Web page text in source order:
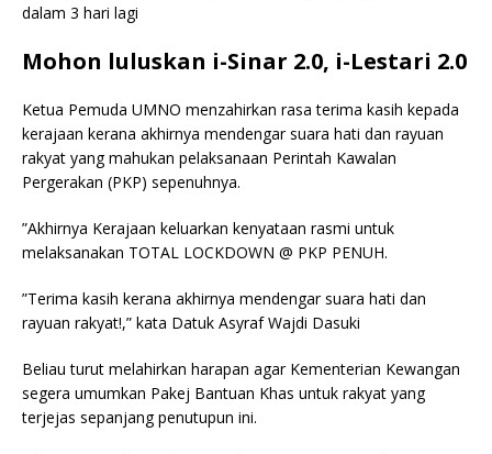
dalam 3 hari lagi
Mohon luluskan i-Sinar 2.0, i-Lestari 2.0
Ketua Pemuda UMNO menzahirkan rasa terima kasih kepada
kerajaan kerana akhirnya mendengar suara hati dan rayuan
rakyat yang mahukan pelaksanaan Perintah Kawalan
Pergerakan (PKP) sepenuhnya.
”Akhirnya Kerajaan keluarkan kenyataan rasmi untuk
melaksanakan TOTAL LOCKDOWN @ PKP PENUH.
”Terima kasih kerana akhirnya mendengar suara hati dan
rayuan rakyat!,” kata Datuk Asyraf Wajdi Dasuki
Beliau turut melahirkan harapan agar Kementerian Kewangan
segera umumkan Pakej Bantuan Khas untuk rakyat yang
terjejas sepanjang penutupun ini.